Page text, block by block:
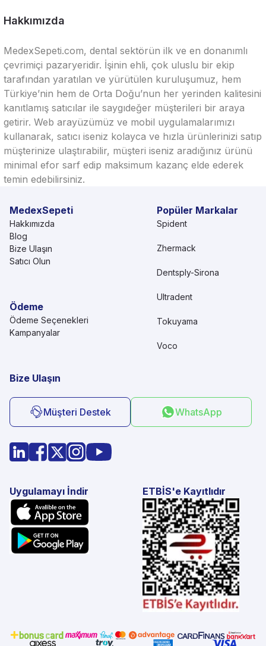
Hakkımızda
MedexSepeti.com, dental sektörün ilk ve en donanımlı
çevrimiçi pazaryeridir. İşinin ehli, çok uluslu bir ekip
tarafından yaratılan ve yürütülen kuruluşumuz, hem
Türkiye’nin hem de Orta Doğu’nun her yerinden kalitesini
kanıtlamış satıcılar ile saygıdeğer müşterileri bir araya
getirir. Web arayüzümüz ve mobil uygulamalarımızı
kullanarak, satıcı iseniz kolayca ve hızla ürünlerinizi satıp
müşterinize ulaştırabilir, müşteri iseniz aradığınız ürünü
minimal efor sarf edip maksimum kazanç elde ederek
temin edebilirsiniz.
MedexSepeti
Hakkımızda
Blog
Bize Ulaşın
Satıcı Olun
Ödeme
Ödeme Seçenekleri
Kampanyalar
Popüler Markalar
Spident
Zhermack
Dentsply-Sirona
Ultradent
Tokuyama
Voco
Bize Ulaşın
Müşteri Destek WhatsApp
Uygulamayı İndir ETBİS'e Kayıtlıdır